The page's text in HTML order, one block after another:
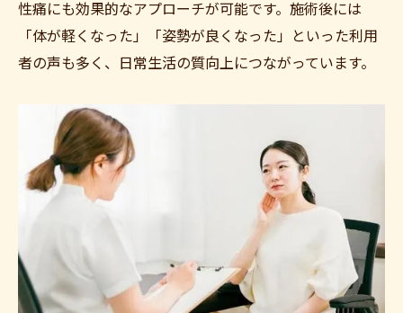
整体の通院が慢性痛改善に効果的な理由
上尾 整体 安い店を選ぶ際のチェックポイン
ト
整体の体験談からわかる通院の魅力とは
整体にかかるお金の平均と賢い選び方ガイ
ド
慢性痛改善を目指すなら筋肉調整がおすすめ
整体の筋肉調整が慢性痛改善に効果的な理
由
もみほぐしと整体、どちらが効果的か徹底
比較
性痛にも効果的なアプローチが可能です。施術後には
「体が軽くなった」「姿勢が良くなった」といった利用
者の声も多く、日常生活の質向上につながっています。